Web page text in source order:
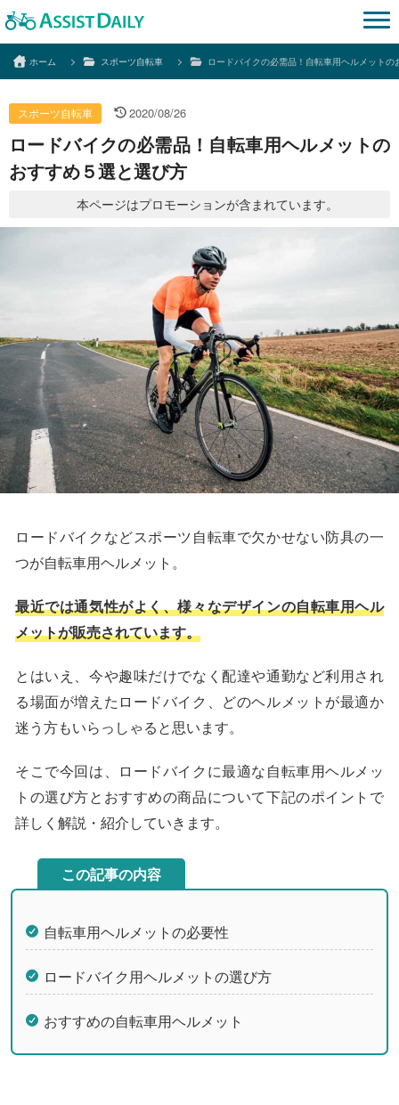
ホーム スポーツ自転車 ロードバイクの必需品！自転車用ヘルメットの
スポーツ自転車 2020/08/26
ロードバイクの必需品！自転車用ヘルメットの
おすすめ５選と選び方
本ページはプロモーションが含まれています。
ロードバイクなどスポーツ自転車で欠かせない防具の一
つが自転車用ヘルメット。
最近では通気性がよく、様々なデザインの自転車用ヘル
メットが販売されています。
とはいえ、今や趣味だけでなく配達や通勤など利用され
る場面が増えたロードバイク、どのヘルメットが最適か
迷う方もいらっしゃると思います。
そこで今回は、ロードバイクに最適な自転車用ヘルメッ
トの選び方とおすすめの商品について下記のポイントで
詳しく解説・紹介していきます。
この記事の内容
自転車用ヘルメットの必要性
ロードバイク用ヘルメットの選び方
おすすめの自転車用ヘルメット